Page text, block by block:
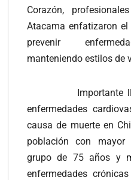
Corazón,
Atacama enfatizaron
prevenir
manteniendo estilos de
Importante
enfermedades
causa de muerte en
población con mayor
grupo de 75 años y
enfermedades